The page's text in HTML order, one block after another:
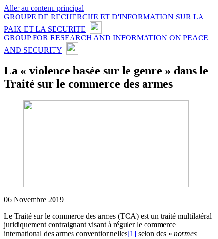
Aller au contenu principal
GROUPE DE RECHERCHE ET D'INFORMATION SUR LA
PAIX ET LA SECURITE
GROUP FOR RESEARCH AND INFORMATION ON PEACE
AND SECURITY
La « violence basée sur le genre » dans le
Traité sur le commerce des armes
06 Novembre 2019
Le Traité sur le commerce des armes (TCA) est un traité multilatéral
juridiquement contraignant visant à réguler le commerce
international des armes conventionnelles[1] selon des « normes